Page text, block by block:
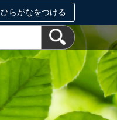
ひらがなをつける